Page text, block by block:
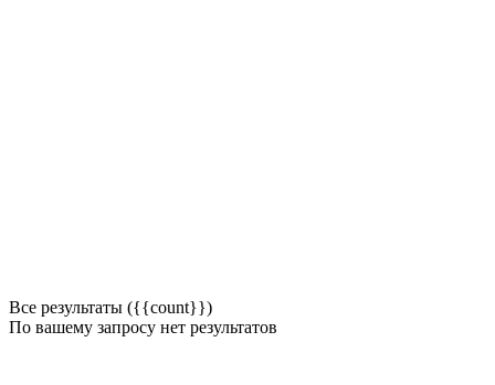
Все результаты ({{count}})
По вашему запросу нет результатов